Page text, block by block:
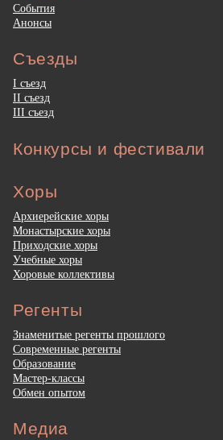
События
Анонсы
Съезды
I съезд
II съезд
III съезд
Конкурсы и фестивали
Хоры
Архиерейские хоры
Монастырские хоры
Приходские хоры
Учебные хоры
Хоровые коллективы
Регенты
Знаменитые регенты прошлого
Современные регенты
Образование
Мастер-классы
Обмен опытом
Медиа